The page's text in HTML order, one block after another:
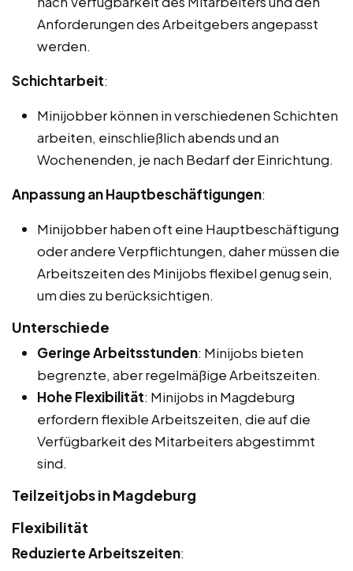
Anforderungen des Arbeitgebers angepasst
werden.
Schichtarbeit:
Minijobber können in verschiedenen Schichten
arbeiten, einschließlich abends und an
Wochenenden, je nach Bedarf der Einrichtung.
Anpassung an Hauptbeschäftigungen:
Minijobber haben oft eine Hauptbeschäftigung
oder andere Verpflichtungen, daher müssen die
Arbeitszeiten des Minijobs flexibel genug sein,
um dies zu berücksichtigen.
Unterschiede
Geringe Arbeitsstunden: Minijobs bieten
begrenzte, aber regelmäßige Arbeitszeiten.
Hohe Flexibilität: Minijobs in Magdeburg
erfordern flexible Arbeitszeiten, die auf die
Verfügbarkeit des Mitarbeiters abgestimmt
sind.
Teilzeitjobs in Magdeburg
Flexibilität
Reduzierte Arbeitszeiten: